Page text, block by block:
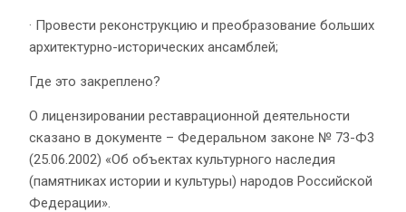
· Провести реконструкцию и преобразование больших
архитектурно-исторических ансамблей;
Где это закреплено?
О лицензировании реставрационной деятельности
сказано в документе – Федеральном законе № 73-Ф3
(25.06.2002) «Об объектах культурного наследия
(памятниках истории и культуры) народов Российской
Федерации».